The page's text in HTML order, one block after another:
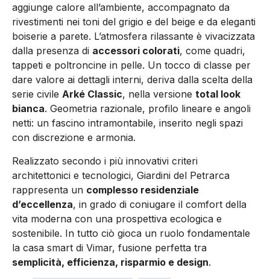
aggiunge calore all’ambiente, accompagnato da
rivestimenti nei toni del grigio e del beige e da eleganti
boiserie a parete. L’atmosfera rilassante è vivacizzata
dalla presenza di accessori colorati, come quadri,
tappeti e poltroncine in pelle. Un tocco di classe per
dare valore ai dettagli interni, deriva dalla scelta della
serie civile Arké Classic, nella versione total look
bianca. Geometria razionale, profilo lineare e angoli
netti: un fascino intramontabile, inserito negli spazi
con discrezione e armonia.
Realizzato secondo i più innovativi criteri
architettonici e tecnologici, Giardini del Petrarca
rappresenta un complesso residenziale
d’eccellenza, in grado di coniugare il comfort della
vita moderna con una prospettiva ecologica e
sostenibile. In tutto ciò gioca un ruolo fondamentale
la casa smart di Vimar, fusione perfetta tra
semplicità, efficienza, risparmio e design.